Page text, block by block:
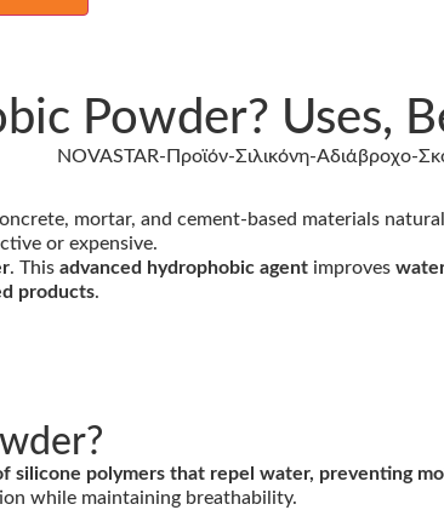
Powder? Uses,
mortar, and cement-based materials
or expensive.
. This advanced hydrophobic agent improves
products.
polymers that repel water, preventing
while maintaining breathability.